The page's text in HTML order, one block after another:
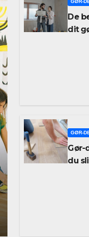
GØR-
De
dit
GØR-
Gør-
du